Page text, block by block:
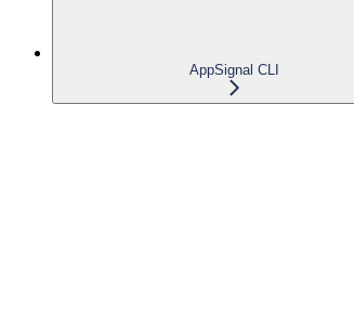
AppSignal CLI